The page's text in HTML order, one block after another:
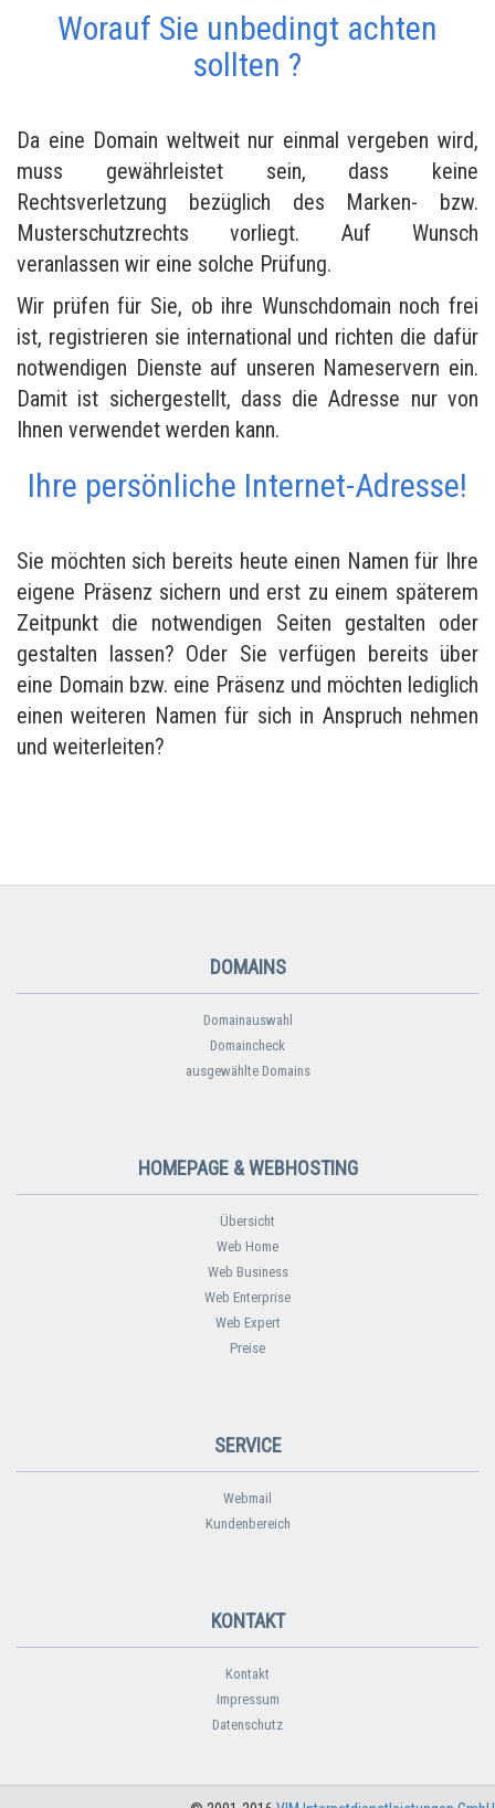
Worauf Sie unbedingt achten
sollten ?
Da eine Domain weltweit nur einmal vergeben wird,
muss gewährleistet sein, dass keine
Rechtsverletzung bezüglich des Marken- bzw.
Musterschutzrechts vorliegt. Auf Wunsch
veranlassen wir eine solche Prüfung.
Wir prüfen für Sie, ob ihre Wunschdomain noch frei
ist, registrieren sie international und richten die dafür
notwendigen Dienste auf unseren Nameservern ein.
Damit ist sichergestellt, dass die Adresse nur von
Ihnen verwendet werden kann.
Ihre persönliche Internet-Adresse!
Sie möchten sich bereits heute einen Namen für Ihre
eigene Präsenz sichern und erst zu einem späterem
Zeitpunkt die notwendigen Seiten gestalten oder
gestalten lassen? Oder Sie verfügen bereits über
eine Domain bzw. eine Präsenz und möchten lediglich
einen weiteren Namen für sich in Anspruch nehmen
und weiterleiten?
DOMAINS
Domainauswahl
Domaincheck
ausgewählte Domains
HOMEPAGE & WEBHOSTING
Übersicht
Web Home
Web Business
Web Enterprise
Web Expert
Preise
SERVICE
Webmail
Kundenbereich
KONTAKT
Kontakt
Impressum
Datenschutz